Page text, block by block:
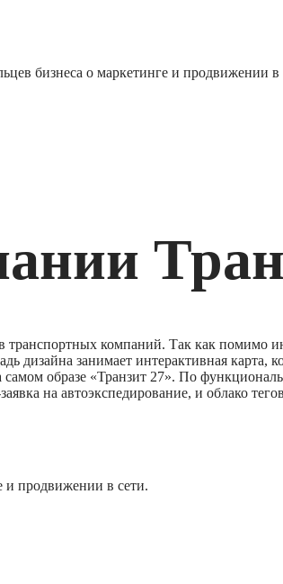
бизнеса о маркетинге и продвижении в
транспортных компаний. Так как
дизайна занимает интерактивная карта,
образе «Транзит 27». По
на автоэкспедирование, и облако
и продвижении в сети.